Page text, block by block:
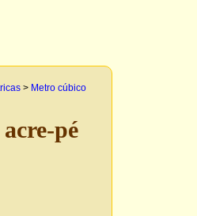
> Metro cúbico
pé